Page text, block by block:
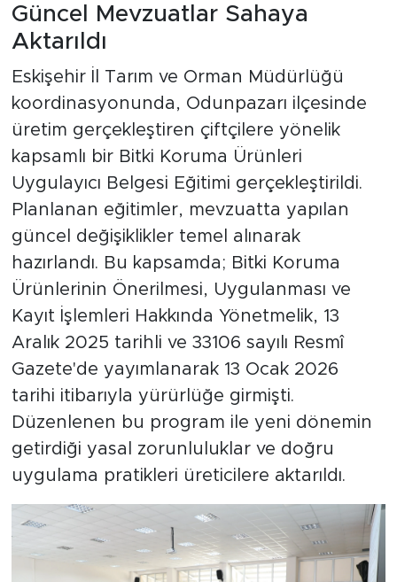
Güncel Mevzuatlar Sahaya
Aktarıldı
Eskişehir İl Tarım ve Orman Müdürlüğü
koordinasyonunda, Odunpazarı ilçesinde
üretim gerçekleştiren çiftçilere yönelik
kapsamlı bir Bitki Koruma Ürünleri
Uygulayıcı Belgesi Eğitimi gerçekleştirildi.
Planlanan eğitimler, mevzuatta yapılan
güncel değişiklikler temel alınarak
hazırlandı. Bu kapsamda; Bitki Koruma
Ürünlerinin Önerilmesi, Uygulanması ve
Kayıt İşlemleri Hakkında Yönetmelik, 13
Aralık 2025 tarihli ve 33106 sayılı Resmî
Gazete'de yayımlanarak 13 Ocak 2026
tarihi itibarıyla yürürlüğe girmişti.
Düzenlenen bu program ile yeni dönemin
getirdiği yasal zorunluluklar ve doğru
uygulama pratikleri üreticilere aktarıldı.